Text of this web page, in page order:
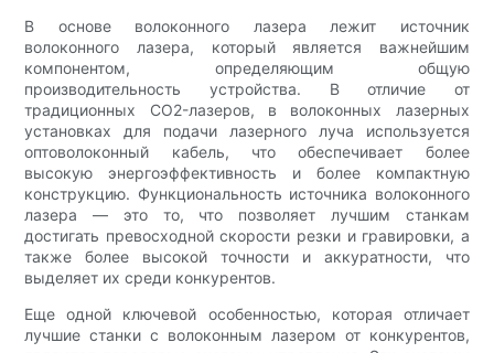
В основе волоконного лазера лежит источник
волоконного лазера, который является важнейшим
компонентом, определяющим общую
производительность устройства. В отличие от
традиционных CO2-лазеров, в волоконных лазерных
установках для подачи лазерного луча используется
оптоволоконный кабель, что обеспечивает более
высокую энергоэффективность и более компактную
конструкцию. Функциональность источника волоконного
лазера — это то, что позволяет лучшим станкам
достигать превосходной скорости резки и гравировки, а
также более высокой точности и аккуратности, что
выделяет их среди конкурентов.
Еще одной ключевой особенностью, которая отличает
лучшие станки с волоконным лазером от конкурентов,